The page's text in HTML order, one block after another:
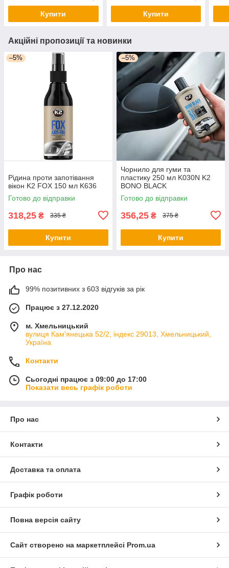
Купити Купити
Акційні пропозиції та новинки
–5%
Рідина проти запотівання
вікон K2 FOX 150 мл K636
Готово до відправки
318,25 ₴ 335 ₴
Купити
–5%
Чорнило для гуми та
пластику 250 мл K030N K2
BONO BLACK
Готово до відправки
356,25 ₴ 375 ₴
Купити
Про нас
99% позитивних з 603 відгуків за рік
Працює з 27.12.2020
м. Хмельницький
вулиця Кам'янецька 52/2, індекс 29013, Хмельницький,
Україна
Контакти
Сьогодні працює з 09:00 до 17:00
Показати весь графік роботи
Про нас
Контакти
Доставка та оплата
Графік роботи
Повна версія сайту
Сайт створено на маркетплейсі Prom.ua